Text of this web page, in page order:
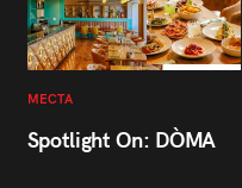
МЕСТА
Spotlight On: DÒMA